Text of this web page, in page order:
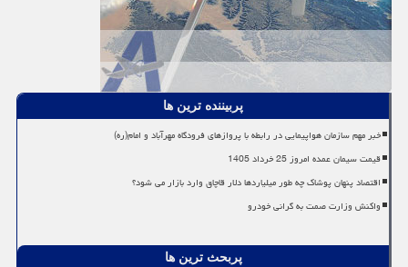
پربیننده ترین ها
خبر مهم سازمان هواپیمایی در رابطه با پروازهای فرودگاه مهرآباد و امام(ره)
قیمت سیمان عمده امروز 25 خرداد 1405
اقتصاد پنهان پوشاک چه طور میلیاردها دلار قاچاق وارد بازار می شود؟
واکنش وزارت صمت به گرانی خودرو
پربحث ترین ها